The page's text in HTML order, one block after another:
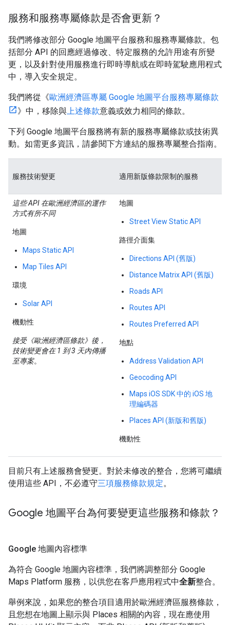
服務和服務專屬條款是否會更新？
我們將修改部分 Google 地圖平台服務和服務專屬條款。包
括部分 API 的回應經過修改、特定服務的允許用途有所變
更，以及針對使用服務進行即時導航或在即時駕駛應用程式
中，導入安全規定。
我們將從《歐洲經濟區專屬 Google 地圖平台服務專屬條款
》中，移除與上述條款意義或效力相同的條款。
下列 Google 地圖平台服務將有新的服務專屬條款或技術異
動。如需更多資訊，請參閱下方連結的服務專屬整合指南。
服務技術變更 適用新版條款限制的服務
這些 API 在歐洲經濟區的運作
方式有所不同
地圖
Maps Static API
Map Tiles API
環境
Solar API
機動性
接受《歐洲經濟區條款》後，
技術變更會在 1 到 3 天內傳播
至專案。
地圖
Street View Static API
路徑介面集
Directions API (舊版)
Distance Matrix API (舊版)
Roads API
Routes API
Routes Preferred API
地點
Address Validation API
Geocoding API
Maps iOS SDK 中的 iOS 地
理編碼器
Places API (新版和舊版)
機動性
目前只有上述服務會變更。對於未修改的整合，您將可繼續
使用這些 API，不必遵守三項服務條款規定。
Google 地圖平台為何要變更這些服務和條款？
Google 地圖內容標準
為符合 Google 地圖內容標準，我們將調整部分 Google
Maps Platform 服務，以供您在客戶應用程式中全新整合。
舉例來說，如果您的整合項目適用於歐洲經濟區服務條款，
且您想在地圖上顯示與 Places 相關的內容，現在應使用